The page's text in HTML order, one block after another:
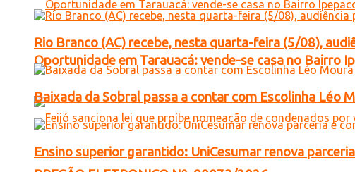
Oportunidade em Tarauacá: vende-se casa no Bairro
Rio Branco (AC) recebe, nesta quarta-feira (5/08),
Baixada da Sobral passa a contar com Escolinha Léo
Ensino superior garantido: UniCesumar renova